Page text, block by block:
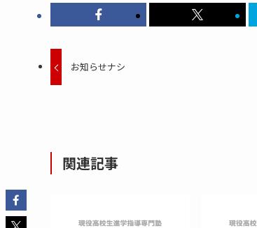
お知らせナシ
関連記事